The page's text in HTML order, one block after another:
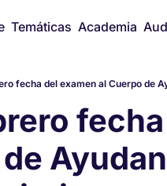
Temáticas Academia
fecha del examen al Cuerpo de